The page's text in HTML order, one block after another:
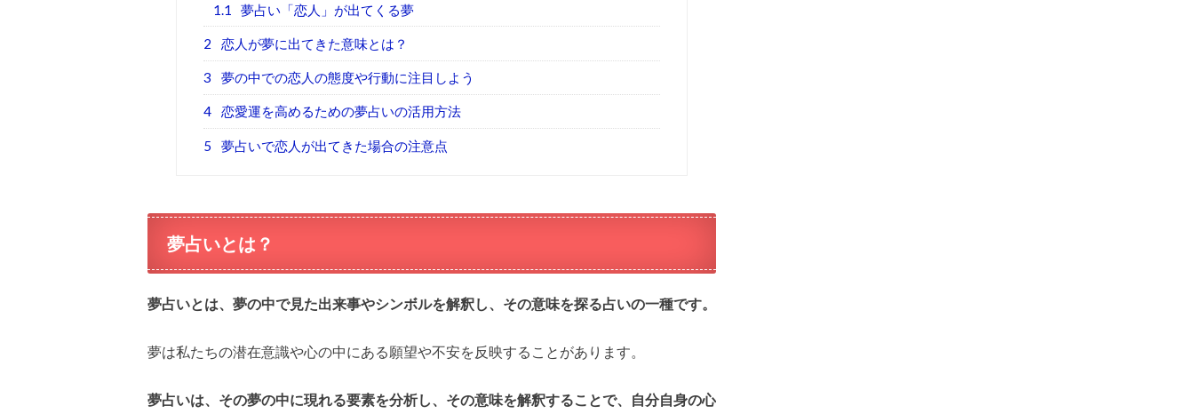
1.1 夢占い「恋人」が出てくる夢
2 恋人が夢に出てきた意味とは？
3 夢の中での恋人の態度や行動に注目しよう
4 恋愛運を高めるための夢占いの活用方法
5 夢占いで恋人が出てきた場合の注意点
夢占いとは？
夢占いとは、夢の中で見た出来事やシンボルを解釈し、その意味を探る占いの一種です。
夢は私たちの潜在意識や心の中にある願望や不安を反映することがあります。
夢占いは、その夢の中に現れる要素を分析し、その意味を解釈することで、自分自身の心